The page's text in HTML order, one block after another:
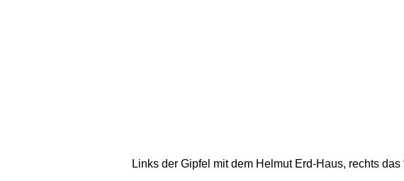
Links der Gipfel mit dem Helmut Erd-Haus, rechts